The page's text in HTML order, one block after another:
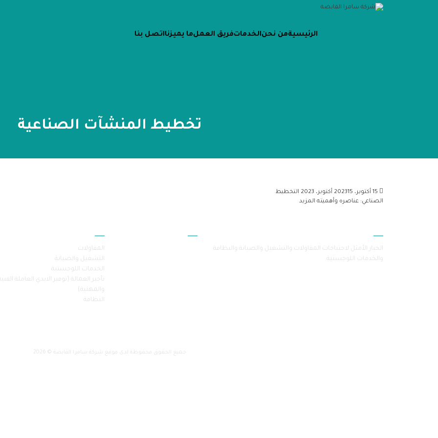
الرئيسيةمن نحنالخدماتفريق العملما يميزنااتصل بنا
تخطيط المنشآت الصناعية
15 أكتوبر، 2023 15 أكتوبر، 2023
التخطيط
الصناعي: عناصره وأهميته المزيد
الخيار الأمثل لاحتياجات المقاولات والتشغيل والصيانة والنظافة
والخدمات اللوجستية
المقاولات
التشغيل والصيانة
الخدمات اللوجستية
تأجير العمالة (توفير الايدي العاملة
والمهنية)
النظافة
جميع الحقوق محفوظة لدى موقع شركة سامرا القابضة © 2026